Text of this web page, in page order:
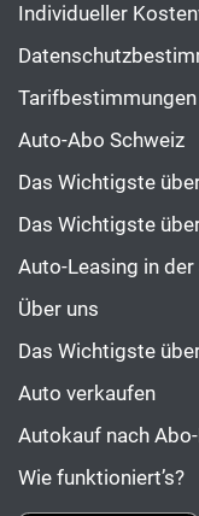
Individueller
Tarifbestimmungen
Auto-Abo Schweiz
Das Wichtigste
Das Wichtigste
Auto-Leasing in der
Über uns
Das Wichtigste
Auto verkaufen
Autokauf nach
Wie funktioniert’s?